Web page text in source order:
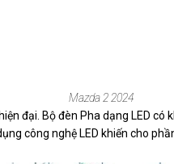
Mazda 2 2024
đại. Bộ đèn Pha dạng LED có
công nghệ LED khiến cho